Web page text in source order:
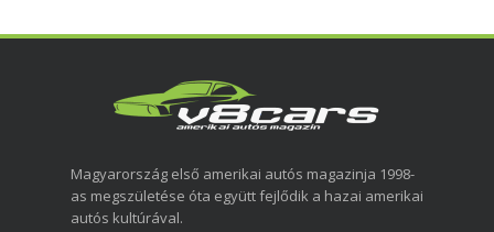
Magyarország első amerikai autós magazinja 1998-
as megszületése óta együtt fejlődik a hazai amerikai
autós kultúrával.